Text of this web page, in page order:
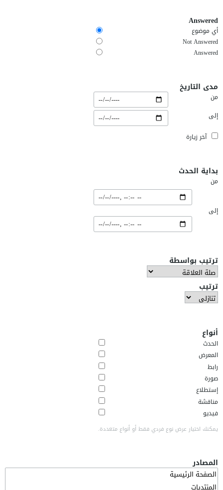
Answered
أي موضوع
Not Answered
Answered
مدى التاريخ
من
إلى
آخر زيارة
بداية الحدث
من
إلى
ترتيب بواسطة
ترتيب
أنواع
الحدث
المعرض
رابط
صورة
إستطلاع
مناقشة
فيديو
يمكنك اختيار عرض نوع فردي فقط أو أنواع متعددة.
المصادر